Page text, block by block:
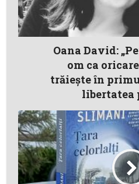
Oana David:
om ca
trăiește în
libertatea